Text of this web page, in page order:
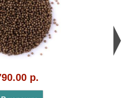
р.